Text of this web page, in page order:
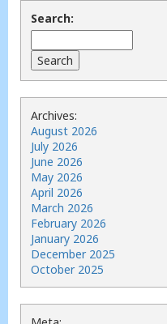
Search:
Archives:
August 2026
July 2026
June 2026
May 2026
April 2026
March 2026
February 2026
January 2026
December 2025
October 2025